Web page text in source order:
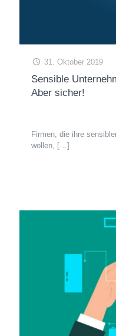
31. Oktober 2019
Sensible
Aber sicher!
Firmen, die ihre
wollen,
[…]